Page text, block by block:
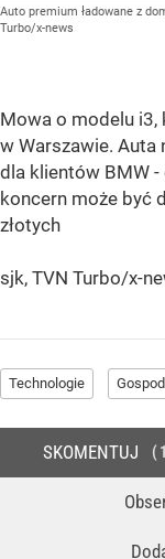
Auto premium ładowane z
Turbo/x-news
Mowa o modelu i3,
w Warszawie. Auta
dla klientów BMW
koncern może być
złotych
sjk, TVN Turbo/x-
Technologie
SKOMENTUJ 1